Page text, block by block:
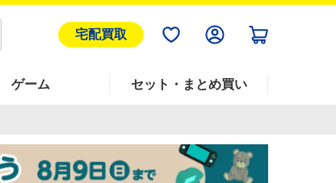
宅配買取
ゲーム セット・まとめ買い